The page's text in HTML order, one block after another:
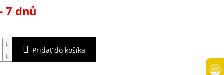
7 dnů
Pridať do košíka